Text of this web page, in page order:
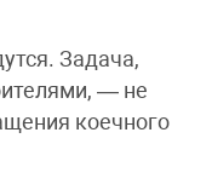
Задача,
— не
коечного